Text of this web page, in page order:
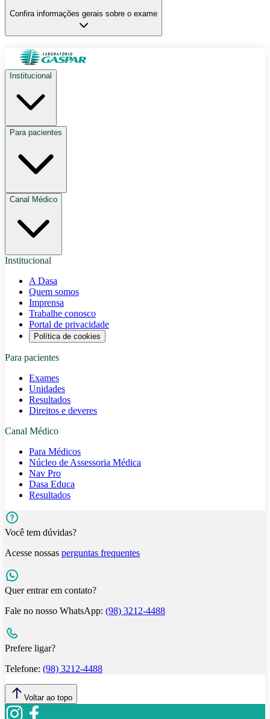
Confira informações gerais sobre o exame
Institucional
Para pacientes
Canal Médico
Institucional
A Dasa
Quem somos
Imprensa
Trabalhe conosco
Portal de privacidade
Política de cookies
Para pacientes
Exames
Unidades
Resultados
Direitos e deveres
Canal Médico
Para Médicos
Núcleo de Assessoria Médica
Nav Pro
Dasa Educa
Resultados
Você tem dúvidas?
Acesse nossas perguntas frequentes
Quer entrar em contato?
Fale no nosso WhatsApp: (98) 3212-4488
Prefere ligar?
Telefone: (98) 3212-4488
Voltar ao topo